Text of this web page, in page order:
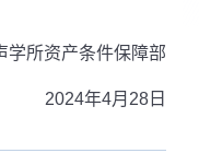
学所资产条件保障部
2024年4月 28 日